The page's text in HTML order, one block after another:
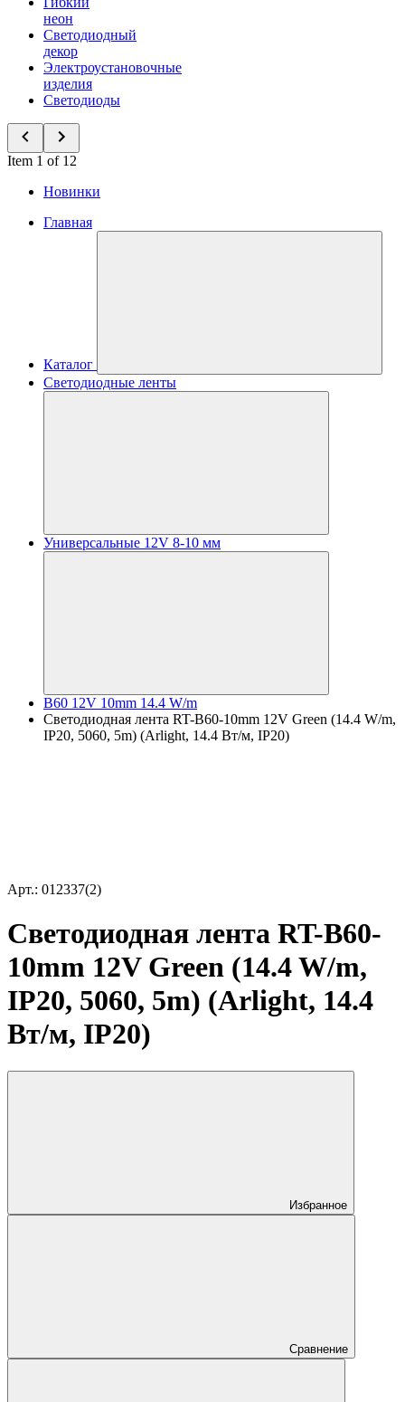
неон
Светодиодный
декор
Электроустановочные
изделия
Светодиоды
Item 1 of 12
Новинки
Главная
Каталог
Светодиодные ленты
Универсальные 12V 8-10 мм
B60 12V 10mm 14.4 W/m
Светодиодная лента RT-B60-10mm 12V Green (14.4 W/m,
IP20, 5060, 5m) (Arlight, 14.4 Вт/м, IP20)
Арт.: 012337(2)
Светодиодная лента RT-B60-
10mm 12V Green (14.4 W/m,
IP20, 5060, 5m) (Arlight, 14.4
Вт/м, IP20)
Избранное
Сравнение